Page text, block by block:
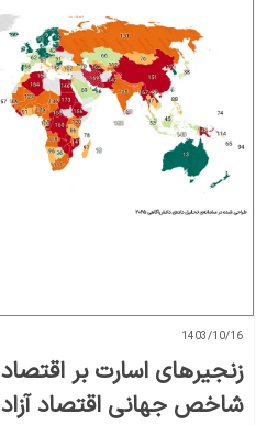
1403/10/16
شاخص جهانی اقتصاد آزاد